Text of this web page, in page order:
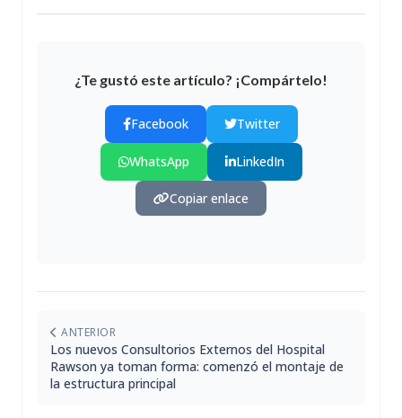
¿Te gustó este artículo? ¡Compártelo!
Facebook Twitter
WhatsApp LinkedIn
Copiar enlace
ANTERIOR
Los nuevos Consultorios Externos del Hospital
Rawson ya toman forma: comenzó el montaje de
la estructura principal